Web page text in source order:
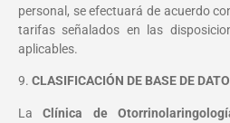
personal, se efectuará de acuerdo
tarifas señalados en las
aplicables.
9. CLASIFICACIÓN DE BASE DE
LaClínica de